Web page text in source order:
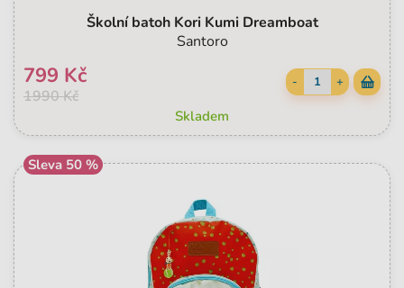
Školní batoh Kori Kumi Dreamboat
Santoro
1990 Kč
799 Kč - +
Skladem
Sleva 50 %